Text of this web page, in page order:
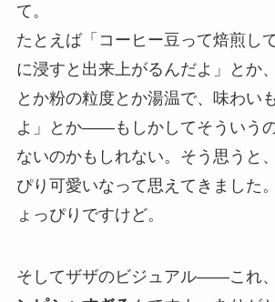
て。
たとえば「コーヒー豆って焙煎し
に浸すと出来上がるんだよ」とか
とか粉の粒度とか湯温で、味わい
よ」とか——もしかしてそういう
ないのかもしれない。そう思うと
ぴり可愛いなって思えてきました
ょっぴりですけど。
そしてザザのビジュアル——これ、